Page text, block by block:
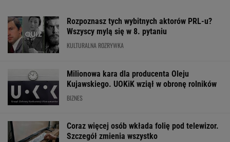
Rozpoznasz tych wybitnych aktorów PRL-u?
Wszyscy mylą się w 8. pytaniu
KULTURALNA ROZRYWKA
Milionowa kara dla producenta Oleju
Kujawskiego. UOKiK wziął w obronę rolników
BIZNES
Coraz więcej osób wkłada folię pod telewizor.
Szczegół zmienia wszystko